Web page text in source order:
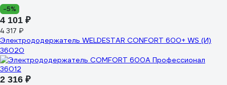
-5%
4 101 ₽
4 317 ₽
Электрододержатель WELDESTAR CONFORT 600+ WS (И)
36020
2 316 ₽